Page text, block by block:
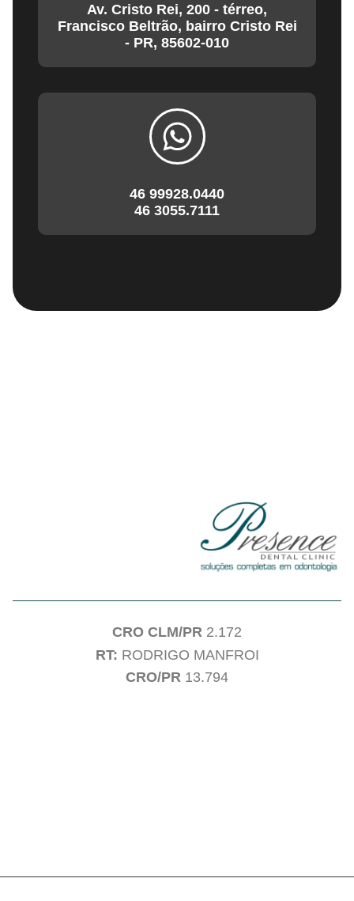
Av. Cristo Rei, 200 - térreo,
Francisco Beltrão, bairro Cristo Rei
- PR, 85602-010
46 99928.0440
46 3055.7111
CRO CLM/PR 2.172
RT: RODRIGO MANFROI
CRO/PR 13.794